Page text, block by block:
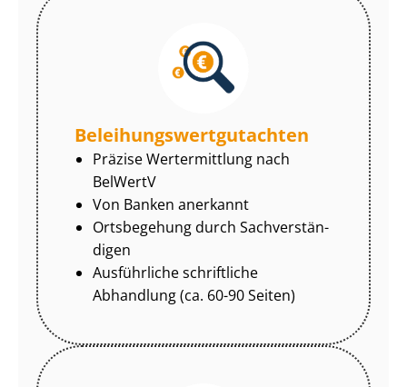
Be­lei­hungs­wert­gut­ach­ten
Präzise Wertermittlung nach
BelWertV
Von Banken anerkannt
Ortsbegehung durch Sach­ver­stän­
di­gen
Ausführliche schriftliche
Abhandlung (ca. 60-90 Seiten)